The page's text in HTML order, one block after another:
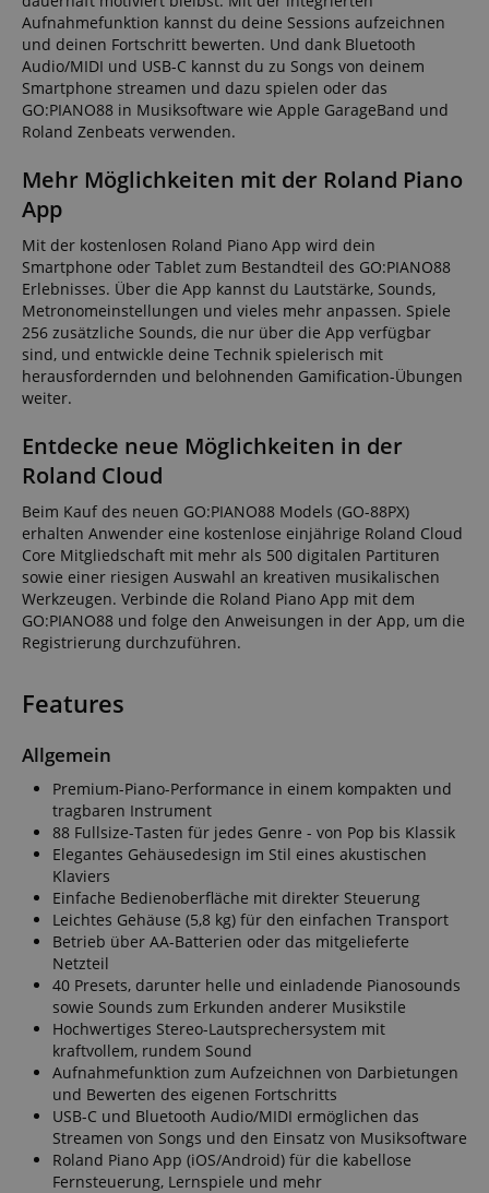
Aufnahmefunktion kannst du deine Sessions aufzeichnen
und deinen Fortschritt bewerten. Und dank Bluetooth
Audio/MIDI und USB-C kannst du zu Songs von deinem
Smartphone streamen und dazu spielen oder das
GO:PIANO88 in Musiksoftware wie Apple GarageBand und
Roland Zenbeats verwenden.
Mehr Möglichkeiten mit der Roland Piano
App
Mit der kostenlosen Roland Piano App wird dein
Smartphone oder Tablet zum Bestandteil des GO:PIANO88
Erlebnisses. Über die App kannst du Lautstärke, Sounds,
Metronomeinstellungen und vieles mehr anpassen. Spiele
256 zusätzliche Sounds, die nur über die App verfügbar
sind, und entwickle deine Technik spielerisch mit
herausfordernden und belohnenden Gamification-Übungen
weiter.
Entdecke neue Möglichkeiten in der
Roland Cloud
Beim Kauf des neuen GO:PIANO88 Models (GO-88PX)
erhalten Anwender eine kostenlose einjährige Roland Cloud
Core Mitgliedschaft mit mehr als 500 digitalen Partituren
sowie einer riesigen Auswahl an kreativen musikalischen
Werkzeugen. Verbinde die Roland Piano App mit dem
GO:PIANO88 und folge den Anweisungen in der App, um die
Registrierung durchzuführen.
Features
Allgemein
Premium-Piano-Performance in einem kompakten und
tragbaren Instrument
88 Fullsize-Tasten für jedes Genre - von Pop bis Klassik
Elegantes Gehäusedesign im Stil eines akustischen
Klaviers
Einfache Bedienoberfläche mit direkter Steuerung
Leichtes Gehäuse (5,8 kg) für den einfachen Transport
Betrieb über AA-Batterien oder das mitgelieferte
Netzteil
40 Presets, darunter helle und einladende Pianosounds
sowie Sounds zum Erkunden anderer Musikstile
Hochwertiges Stereo-Lautsprechersystem mit
kraftvollem, rundem Sound
Aufnahmefunktion zum Aufzeichnen von Darbietungen
und Bewerten des eigenen Fortschritts
USB-C und Bluetooth Audio/MIDI ermöglichen das
Streamen von Songs und den Einsatz von Musiksoftware
Roland Piano App (iOS/Android) für die kabellose
Fernsteuerung, Lernspiele und mehr